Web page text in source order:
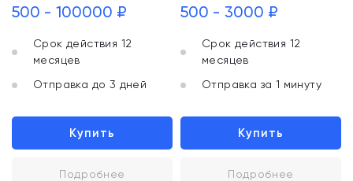
500 - 100000 ₽
Срок действия 12
месяцев
Отправка до 3 дней
Купить
Подробнее
500 - 3000 ₽
Срок действия 12
месяцев
Отправка за 1 минуту
Купить
Подробнее